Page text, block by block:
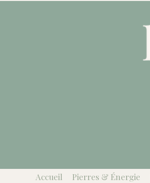
Accueil Pierres & Énergie